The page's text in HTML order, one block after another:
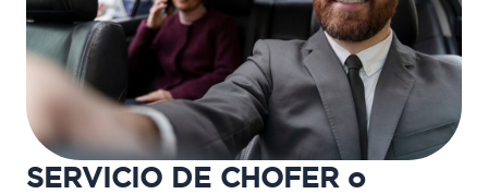
SERVICIO DE CHOFER o